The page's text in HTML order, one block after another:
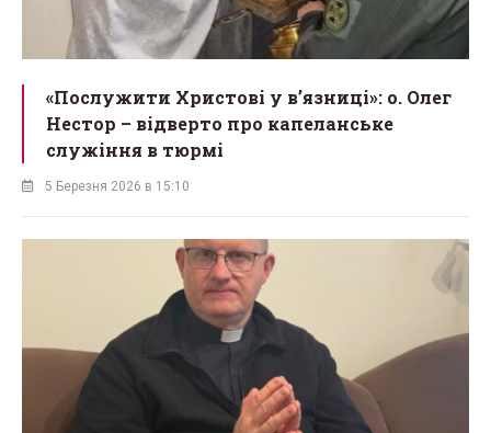
«Послужити Христові у вʼязниці»: о. Олег
Нестор – відверто про капеланське
служіння в тюрмі
5 Березня 2026 в 15:10